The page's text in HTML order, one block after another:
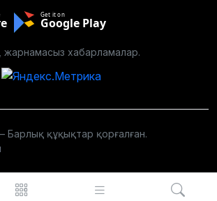
Get it on
Google Play
жарнамасыз хабарламалар.
Барлық құқықтар қорғалған.